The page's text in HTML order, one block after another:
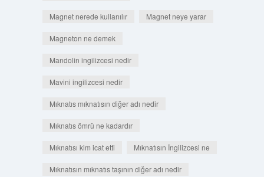
Magnet nerede kullanılır Magnet neye yarar
Magneton ne demek
Mandolin ingilizcesi nedir
Mavini ingilizcesi nedir
Mıknatıs mıknatısın diğer adı nedir
Mıknatıs ömrü ne kadardır
Mıknatısı kim icat etti Mıknatısın İngilizcesi ne
Mıknatısın mıknatıs taşının diğer adı nedir